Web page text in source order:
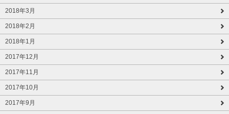
2018年3月
2018年2月
2018年1月
2017年12月
2017年11月
2017年10月
2017年9月